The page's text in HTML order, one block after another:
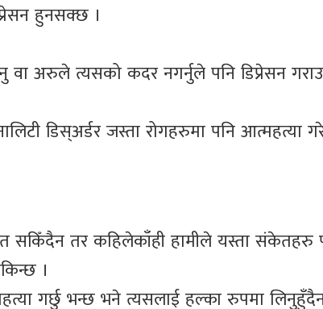
हुनसक्छ ।
अरुले त्यसको कदर नगर्नुले पनि डिप्रेसन
डिस्अर्डर जस्ता रोगहरुमा पनि आत्महत्या
सकिँदैन तर कहिलेकाँही हामीले यस्ता संकेतहरु
।
गर्छु भन्छ भने त्यसलाई हल्का रुपमा